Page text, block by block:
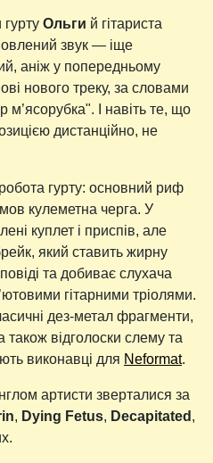
гурту Ольги й гітариста
звук — іще
аніж у попередньому
нового треку, за словами
м’ясорубка". І навіть те, що
дистанційно, не
гурту: основний риф
кулеметна черга. У
куплет і приспів, але
який ставить жирну
та добиває слухача
гітарними тріолями.
дез-метал фрагменти,
відголоски слему та
виконавці для Neformat.
артисти зверталися за
, Dying Fetus, Decapitated ,